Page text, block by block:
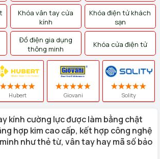
Khóa vân tay cửa
kính
Khóa điện tử khách
sạn
Đồ điện gia dụng
thông minh
Khóa cửa điện tử
Hubert Giovani Solity
kính cường lực được làm bằng chật
hợp kim cao cấp, kết hợp công nghệ
như thẻ từ, vân tay hay mã số bảo